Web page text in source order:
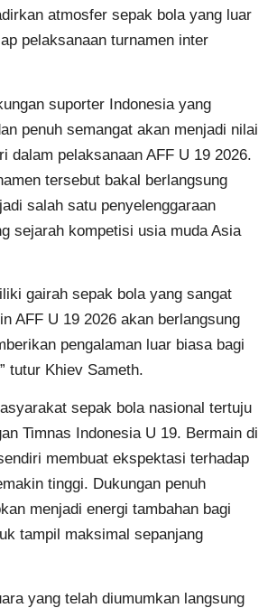
atmosfer sepak bola yang luar
pelaksanaan turnamen inter
suporter Indonesia yang
penuh semangat akan menjadi nilai
dalam pelaksanaan AFF U 19 2026.
tersebut bakal berlangsung
salah satu penyelenggaraan
sejarah kompetisi usia muda Asia
gairah sepak bola yang sangat
AFF U 19 2026 akan berlangsung
pengalaman luar biasa bagi
tutur Khiev Sameth.
sepak bola nasional tertuju
Timnas Indonesia U 19. Bermain di
membuat ekspektasi terhadap
tinggi. Dukungan penuh
menjadi energi tambahan bagi
tampil maksimal sepanjang
yang telah diumumkan langsung